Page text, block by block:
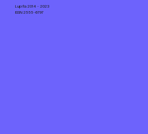
Lupita 2014 – 2023
ISSN 2555-6797